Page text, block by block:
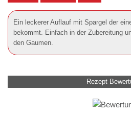
Ein leckerer Auflauf mit Spargel der
bekommt. Einfach in der Zubereitung
den Gaumen.
Rezept